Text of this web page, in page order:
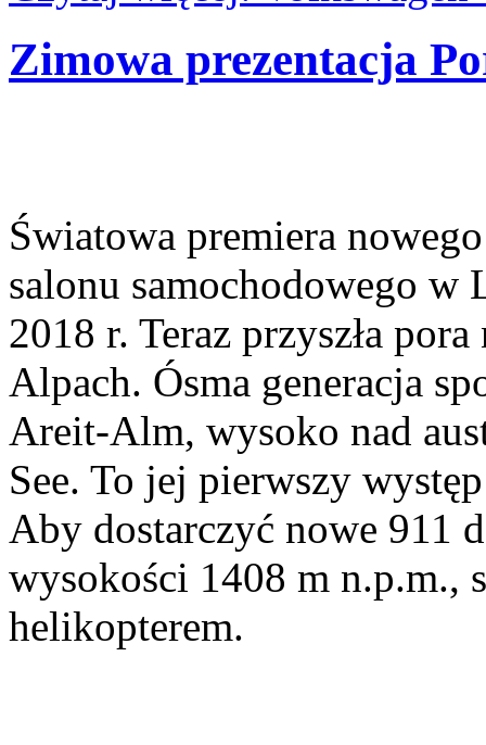
Zimowa prezentacja
Światowa premiera
salonu samochodowego w
2018 r. Teraz przyszła
Alpach. Ósma generacja
Areit-Alm, wysoko nad
See. To jej pierwszy
Aby dostarczyć nowe 911
wysokości 1408 m n.p.m.,
helikopterem.